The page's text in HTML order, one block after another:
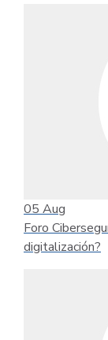
05 Aug
Foro
digitalización?